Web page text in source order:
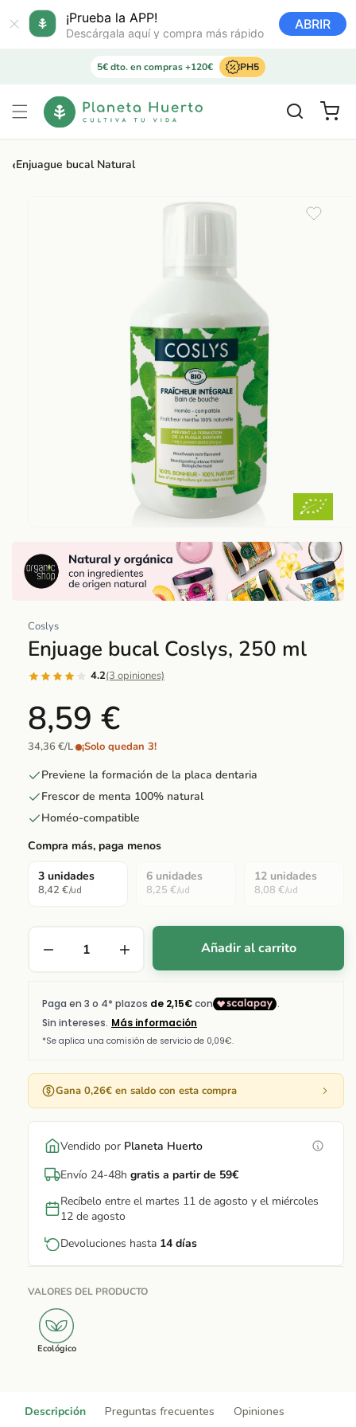
¡Prueba la APP!
Descárgala aquí y compra más rápido
ABRIR
directamente
al contenido
5€ dto. en compras +120€ PH5
Carrito
‹Enjuague bucal Natural
elemento
multimedia
1
una
ventana
modal
Coslys
Enjuage bucal Coslys, 250 ml
4.2(3 opiniones)
8,59 €
34,36 €/L· ¡Solo quedan 3!
Previene la formación de la placa dentaria
Frescor de menta 100% natural
Homéo-compatible
Compra más, paga menos
3 unidades
8,42 €/ud
6 unidades
8,25 €/ud
12 unidades
8,08 €/ud
Añadir al carrito
Gana 0,26€ en saldo con esta compra
Vendido por Planeta Huerto
Envío 24-48h gratis a partir de 59€
Recíbelo entre el martes 11 de agosto y el miércoles
12 de agosto
Devoluciones hasta 14 días
VALORES DEL PRODUCTO
Ecológico
Descripción Preguntas frecuentes Opiniones